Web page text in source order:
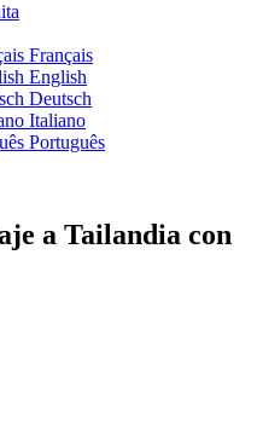
Français
English
Deutsch
Italiano
Português
a Tailandia con